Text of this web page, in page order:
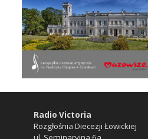
Radio Victoria
Rozgłośnia Diecezji Łowickiej